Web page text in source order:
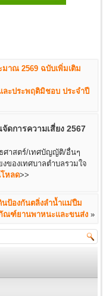
มาณ 2569 ฉบับเพิ่มเติม
ละประพฤติมิชอบ ประจำปี
ดการความเสี่ยง 2567
ศาสตร์/เทศบัญญัติ/อื่นๆ
ของเทศบาลตำบลรวมใจ
หลด>>
นป้องกันตลิ่งลำน้ำแม่ปืม
ณฑ์ยานพาหนะและขนส่ง»